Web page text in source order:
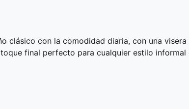
clásico con la comodidad diaria, con una
final perfecto para cualquier estilo